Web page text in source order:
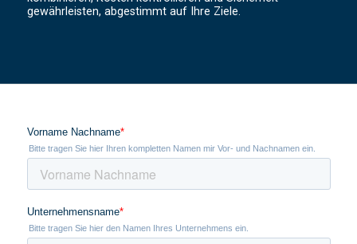
gewährleisten, abgestimmt auf Ihre Ziele.